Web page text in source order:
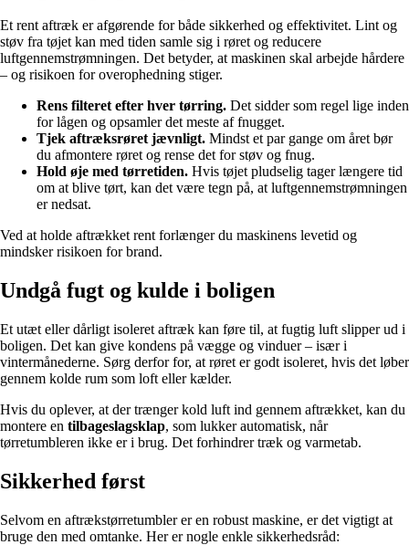
Et rent aftræk er afgørende for både sikkerhed og effektivitet. Lint og
støv fra tøjet kan med tiden samle sig i røret og reducere
luftgennemstrømningen. Det betyder, at maskinen skal arbejde hårdere
– og risikoen for overophedning stiger.
Rens filteret efter hver tørring. Det sidder som regel lige inden
for lågen og opsamler det meste af fnugget.
Tjek aftræksrøret jævnligt. Mindst et par gange om året bør
du afmontere røret og rense det for støv og fnug.
Hold øje med tørretiden. Hvis tøjet pludselig tager længere tid
om at blive tørt, kan det være tegn på, at luftgennemstrømningen
er nedsat.
Ved at holde aftrækket rent forlænger du maskinens levetid og
mindsker risikoen for brand.
Undgå fugt og kulde i boligen
Et utæt eller dårligt isoleret aftræk kan føre til, at fugtig luft slipper ud i
boligen. Det kan give kondens på vægge og vinduer – især i
vintermånederne. Sørg derfor for, at røret er godt isoleret, hvis det løber
gennem kolde rum som loft eller kælder.
Hvis du oplever, at der trænger kold luft ind gennem aftrækket, kan du
montere en tilbageslagsklap, som lukker automatisk, når
tørretumbleren ikke er i brug. Det forhindrer træk og varmetab.
Sikkerhed først
Selvom en aftrækstørretumbler er en robust maskine, er det vigtigt at
bruge den med omtanke. Her er nogle enkle sikkerhedsråd: